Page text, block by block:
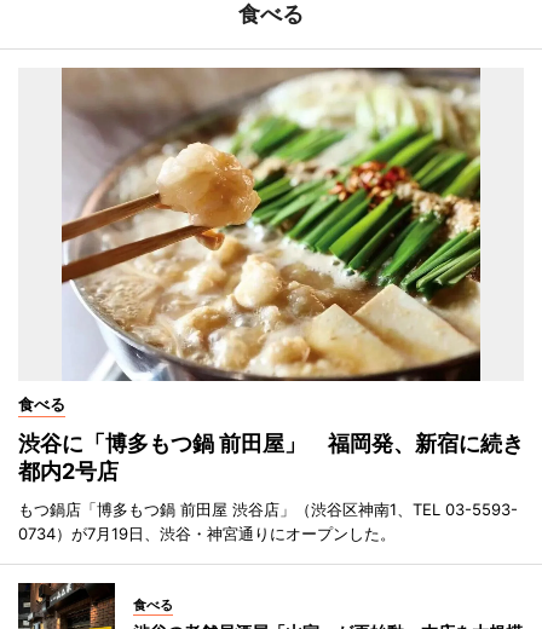
食べる
食べる
渋谷に「博多もつ鍋 前田屋」 福岡発、新宿に続き
都内2号店
もつ鍋店「博多もつ鍋 前田屋 渋谷店」（渋谷区神南1、TEL 03-5593-
0734）が7月19日、渋谷・神宮通りにオープンした。
食べる